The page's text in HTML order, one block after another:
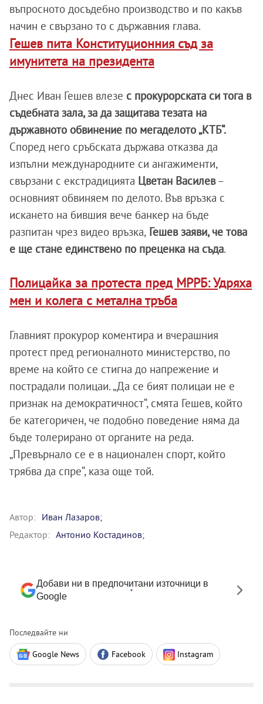
въпросното досъдебно производство и по какъв
начин е свързано то с държавния глава.
Гешев пита Конституционния съд за
имунитета на президента
Днес Иван Гешев влезе с прокурорската си тога в
съдебната зала, за да защитава тезата на
държавното обвинение по мегаделото „КТБ“.
Според него сръбската държава отказва да
изпълни международните си ангажименти,
свързани с екстрадицията Цветан Василев–
основният обвиняем по делото. Във връзка с
искането на бившия вече банкер на бъде
разпитан чрез видео връзка, Гешев заяви, че това
е ще стане единствено по преценка на съда.
Полицайка за протеста пред МРРБ: Удряха
мен и колега с метална тръба
Главният прокурор коментира и вчерашния
протест пред регионалното министерство, по
време на който се стигна до напрежение и
пострадали полицаи. „Да се бият полицаи не е
признак на демократичност“, смята Гешев, който
бе категоричен, че подобно поведение няма да
бъде толерирано от органите на реда.
„Превърнало се е в национален спорт, който
трябва да спре“, каза още той.
Автор: Иван Лазаров;
Редактор: Антонио Костадинов;
Добави ни в предпочитани източници в
Google
Последвайте ни
Google News Facebook Instagram